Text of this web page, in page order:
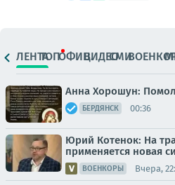
ЛЕНТАТОПОФИЦ.ВИДЕОСМИ
Анна Хорошун:
БЕРДЯНСК 00:36
Юрий Котенок: На
применяется новая
ВОЕНКОРЫ Вчера,